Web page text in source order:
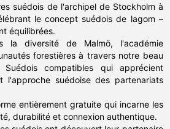
suédois de l'archipel de Stockholm à
le concept suédois de lagom –
équilibrées.
la diversité de Malmö, l'académie
forestières à travers notre beau
compatibles qui apprécient
l'approche suédoise des partenariats
entièrement gratuite qui incarne les
durabilité et connexion authentique.